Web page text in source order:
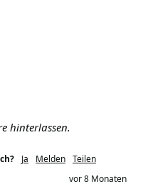
hinterlassen.
Ja Melden Teilen
vor 8 Monaten